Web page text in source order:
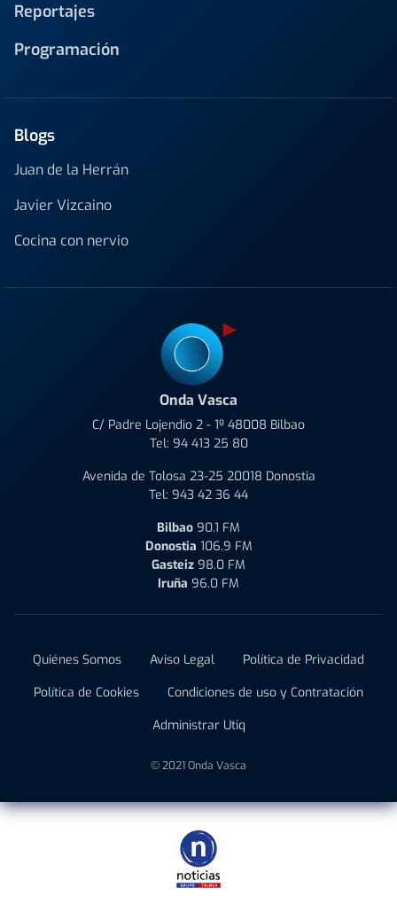
Reportajes
Programación
Blogs
Juan de la Herrán
Javier Vizcaino
Cocina con nervio
Onda Vasca
C/ Padre Lojendio 2 - 1º 48008 Bilbao
Tel: 94 413 25 80
Avenida de Tolosa 23-25 20018 Donostia
Tel: 943 42 36 44
Bilbao 90.1 FM
Donostia 106.9 FM
Gasteiz 98.0 FM
Iruña 96.0 FM
Quiénes Somos Aviso Legal
Política de Privacidad
Política de Cookies
Condiciones de uso y Contratación
Administrar Utiq
© 2021 Onda Vasca